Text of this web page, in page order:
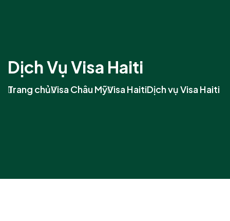
Dịch Vụ Visa Haiti
Trang chủVisa Châu MỹVisa HaitiDịch vụ Visa Haiti